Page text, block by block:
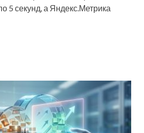
5 секунд, а Яндекс.Метрика